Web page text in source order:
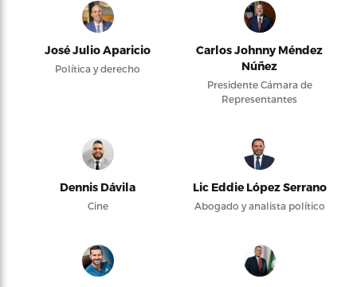
José Julio Aparicio
Política y derecho
Carlos Johnny Méndez
Núñez
Presidente Cámara de
Representantes
Dennis Dávila
Cine
Lic Eddie López Serrano
Abogado y analista político